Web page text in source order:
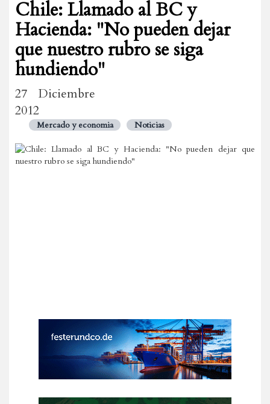
Chile: Llamado al BC y
Hacienda: "No pueden dejar
que nuestro rubro se siga
hundiendo"
27 Diciembre
2012
Mercado y economia Noticias